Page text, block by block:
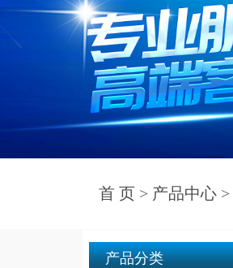
首 页 > 产品中心 >
产品分类